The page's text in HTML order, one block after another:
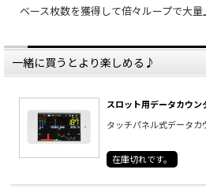
ベース枚数を獲得して倍々ループで大量
一緒に買うとより楽しめる♪
スロット用データカウ
タッチパネル式データカ
在庫切れです。